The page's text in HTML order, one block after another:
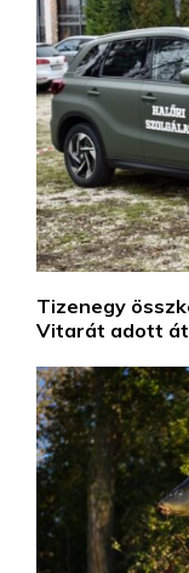
Tizenegy
Vitarát adott át